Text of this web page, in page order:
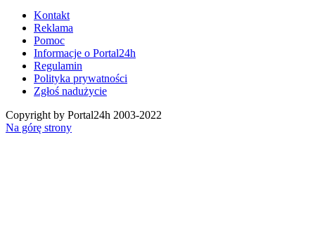
Kontakt
Reklama
Pomoc
Informacje o Portal24h
Regulamin
Polityka prywatności
Zgłoś nadużycie
Copyright by Portal24h 2003-2022
Na górę strony